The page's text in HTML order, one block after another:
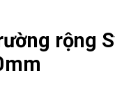
rộng